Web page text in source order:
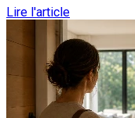
Lire l'article